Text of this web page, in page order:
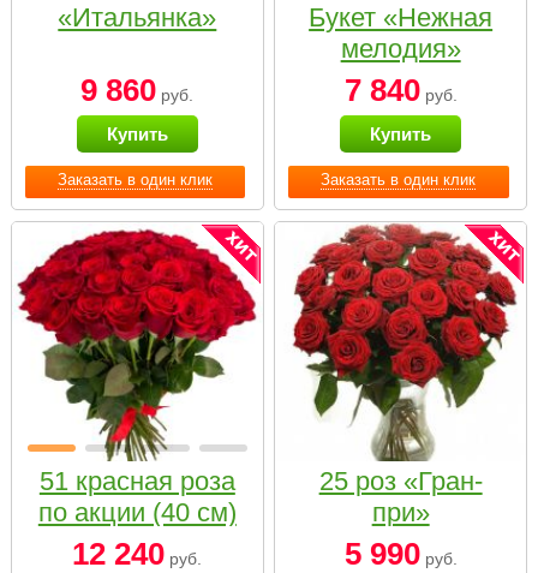
Заказать в один клик
«Итальянка»
9 860 руб.
Купить
Заказать в один клик
Букет «Нежная
мелодия»
7 840руб.
Купить
51 красная роза
по акции (40 см)
12 240 руб.
25 роз «Гран-
при»
5 990руб.